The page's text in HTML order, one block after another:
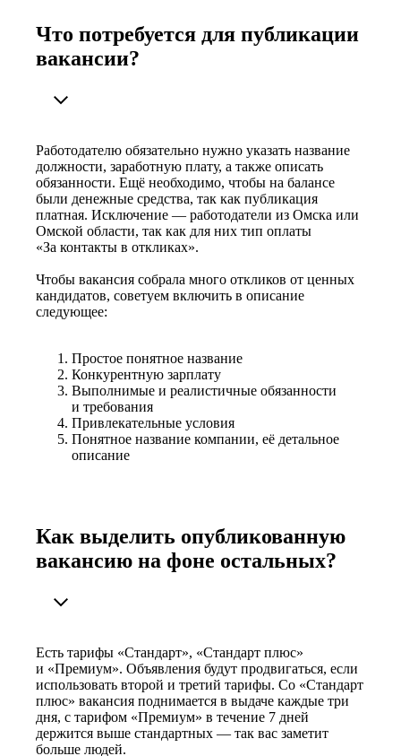
Что потребуется для публикации
вакансии?
Работодателю обязательно нужно указать название
должности, заработную плату, а также описать
обязанности. Ещё необходимо, чтобы на балансе
были денежные средства, так как публикация
платная. Исключение — работодатели из Омска или
Омской области, так как для них тип оплаты
«За контакты в откликах».
Чтобы вакансия собрала много откликов от ценных
кандидатов, советуем включить в описание
следующее:
Простое понятное название
Конкурентную зарплату
Выполнимые и реалистичные обязанности
и требования
Привлекательные условия
Понятное название компании, её детальное
описание
Как выделить опубликованную
вакансию на фоне остальных?
Есть тарифы «Стандарт», «Стандарт плюс»
и «Премиум». Объявления будут продвигаться, если
использовать второй и третий тарифы. Со «Стандарт
плюс» вакансия поднимается в выдаче каждые три
дня, с тарифом «Премиум» в течение 7 дней
держится выше стандартных — так вас заметит
больше людей.